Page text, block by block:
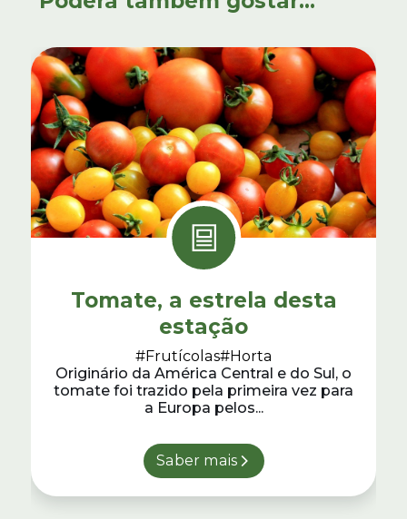
Tomate, a estrela desta
estação
#Frutícolas#Horta
Originário da América Central e do Sul, o
tomate foi trazido pela primeira vez para
a Europa pelos...
Saber mais